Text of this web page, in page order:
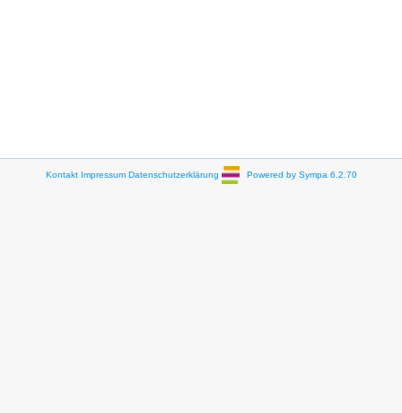
Kontakt Impressum Datenschutzerklärung Powered by Sympa 6.2.70